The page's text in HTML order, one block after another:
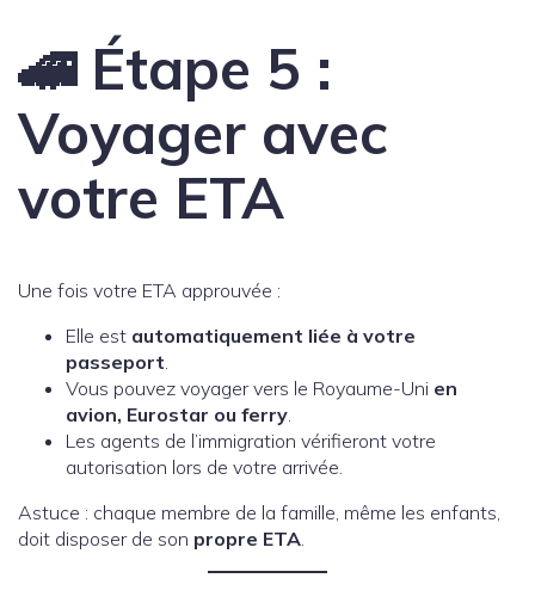
🚄 Étape 5 :
Voyager avec
votre ETA
Une fois votre ETA approuvée :
Elle est automatiquement liée à votre
passeport.
Vous pouvez voyager vers le Royaume-Uni en
avion, Eurostar ou ferry.
Les agents de l’immigration vérifieront votre
autorisation lors de votre arrivée.
Astuce : chaque membre de la famille, même les enfants,
doit disposer de son propre ETA.